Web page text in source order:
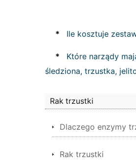
* Ile kosztuje
*
Które narządy
śledziona, trzustka,
Rak trzustki
Dlaczego enzymy
Rak trzustki